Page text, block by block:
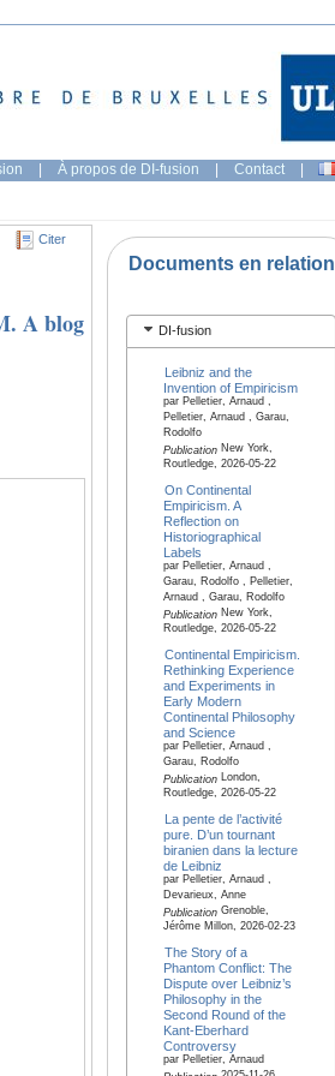
| À propos de DI-fusion | Contact |
Citer
A blog
Documents en relation
DI-fusion
Leibniz and the
Invention of Empiricism
par Pelletier, Arnaud ,
Pelletier, Arnaud , Garau,
Rodolfo
PublicationNew York,
Routledge, 2026-05-22
On Continental
Empiricism. A
Reflection on
Historiographical
Labels
par Pelletier, Arnaud ,
Garau, Rodolfo , Pelletier,
Arnaud , Garau, Rodolfo
PublicationNew York,
Routledge, 2026-05-22
Continental Empiricism.
Rethinking Experience
and Experiments in
Early Modern
Continental Philosophy
and Science
par Pelletier, Arnaud ,
Garau, Rodolfo
PublicationLondon,
Routledge, 2026-05-22
La pente de l’activité
pure. D’un tournant
biranien dans la lecture
de Leibniz
par Pelletier, Arnaud ,
Devarieux, Anne
PublicationGrenoble,
Jérôme Millon, 2026-02-23
The Story of a
Phantom Conflict: The
Dispute over Leibniz’s
Philosophy in the
Second Round of the
Kant-Eberhard
Controversy
par Pelletier, Arnaud